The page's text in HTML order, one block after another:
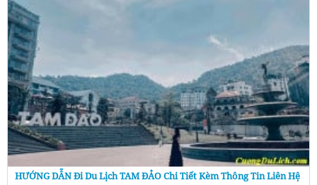
HƯỚNG DẪN Đi Du Lịch TAM ĐẢO Chi Tiết Kèm Thông Tin Liên Hệ